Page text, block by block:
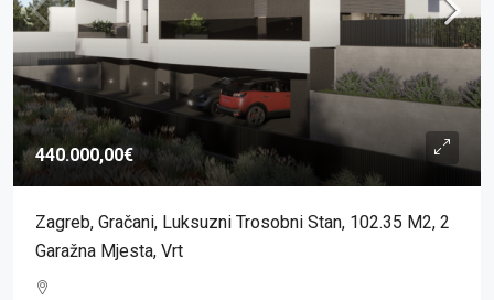
440.000,00€
Zagreb, Gračani, Luksuzni Trosobni Stan, 102.35 M2, 2
Garažna Mjesta, Vrt